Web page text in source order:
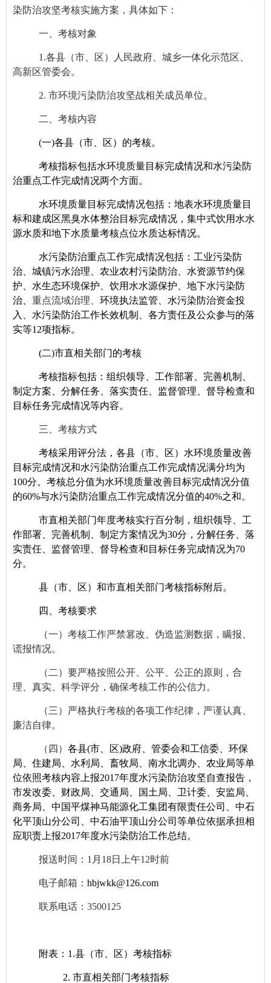
染防治攻坚考核实施方案，具体如下：
一、考核对象
1 .各县（市、区）人民政府、城乡一体化示范区、
高新区管委会。
2. 市环境污染防治攻坚战相关成员单位。
二、考核内容
(一)各县（市、区）的考核。
考核指标包括水环境质量目标完成情况和水污染防
治重点工作完成情况两个方面。
水环境质量目标完成情况包括：地表水环境质量目
标和建成区黑臭水体整治目标完成情况，集中式饮用水水
源水质和地下水质量考核点位水质达标情况。
水污染防治重点工作完成情况包括：工业污染防
治、城镇污水治理、农业农村污染防治、水资源节约保
护、水生态环境保护、饮用水水源保护、地下水污染防
治、 重点流域治理、 环境执法监管、水污染防治资金投
入、水污染防治工作长效机制、各方责任及公众参与的落
实等12项指标。
(二)市直相关部门的考核
考核指标包括：组织领导、工作部署、完善机制、
制定方案、分解任务、落实责任、监督管理、督导检查和
目标任务完成情况等内容。
三、考核方式
考核采用评分法，各县（市、区）水环境质量改善
目标完成情况和水污染防治重点工作完成情况满分均为
100分。考核总分值为水环境质量改善目标完成情况分值
的60%与水污染防治重点工作完成情况分值的40%之和。
市直相关部门年度考核实行百分制，组织领导、工
作部署、完善机制、制定方案情况为30分，分解任务、落
实责任、监督管理、督导检查和目标任务完成情况为70
分。
县（市、区）和市直相关部门考核指标附后。
四、考核要求
（一）考核工作严禁篡改、伪造监测数据，瞒报、
谎报情况。
（ 二 ）要严格按照公开、公平、公正的原则，合
理、真实、科学评分，确保考核工作的公信力。
（三）严格执行考核的各项工作纪律，严谨认真、
廉洁自律。
（四） 各县(市、区)政府 、管委会和工信委、环保
局、住建局、水利局、畜牧局、南水北调办、农业局等单
位依照考核内容上报2017年度水污染防治攻坚自查报告，
市发改委、 财政局、 交通局、国土局、卫计委、安监局、
商务局、 中国平煤神马能源化工集团有限责任公司、中石
化平顶山分公司、中石油平顶山分公司等单位依据承担相
应职责上报2017年度水污染防治工作总结。
报送时间：1月18日上午12时前
电子邮箱： hbjwkk@126.com
联系电话：3500125
附表：1.县（市、区）考核指标
2. 市直相关部门考核指标